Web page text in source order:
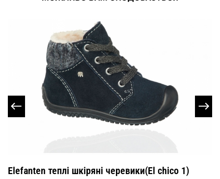
Elefanten теплі шкіряні черевики(El chico 1)